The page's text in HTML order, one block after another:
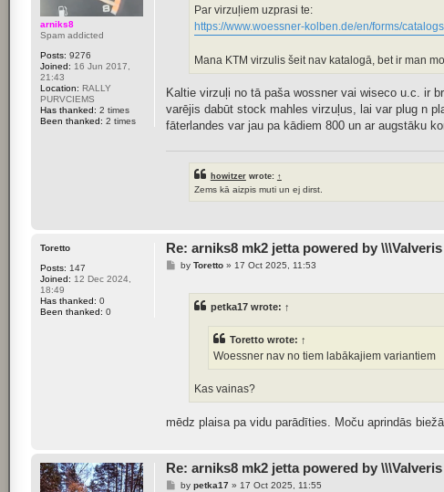
arniks8
Spam addicted
Posts: 9276
Joined: 16 Jun 2017,
21:43
Location: RALLY
PURVCIEMS
Has thanked: 2 times
Been thanked: 2 times
Par virzuļiem uzprasi te:
https://www.woessner-kolben.de/en/forms/
Mana KTM virzulis šeit nav katalogā, bet ir man
Kaltie virzuļi no tā paša wossner vai wiseco u.c. ir
varējis dabūt stock mahles virzuļus, lai var plug n
fāterlandes var jau pa kādiem 800 un ar augstāku
howitzerwrote: ↑
Zems kā aizpis muti un ej dirst.
Toretto
Posts: 147
Joined: 12 Dec 2024,
18:49
Has thanked: 0
Been thanked: 0
Re: arniks8 mk2 jetta powered by \\\Valveris
Pby Toretto» 17 Oct 2025, 11:53
petka17wrote: ↑
Torettowrote: ↑
Woessner nav no tiem labākajiem variantiem
Kas vainas?
mēdz plaisa pa vidu parādīties. Moču aprindās
Re: arniks8 mk2 jetta powered by \\\Valveris
Pby petka17 » 17 Oct 2025, 11:55